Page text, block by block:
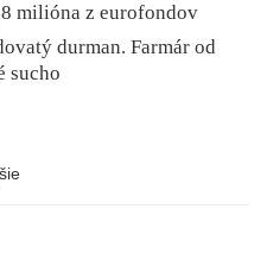
milióna z eurofondov
durman. Farmár od
sucho